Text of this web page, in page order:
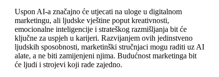
Uspon AI-a značajno će utjecati na uloge u digitalnom
marketingu, ali ljudske vještine poput kreativnosti,
emocionalne inteligencije i strateškog razmišljanja bit će
ključne za uspjeh u karijeri. Razvijanjem ovih jedinstveno
ljudskih sposobnosti, marketinški stručnjaci mogu raditi uz AI
alate, a ne biti zamijenjeni njima. Budućnost marketinga bit
će ljudi i strojevi koji rade zajedno.